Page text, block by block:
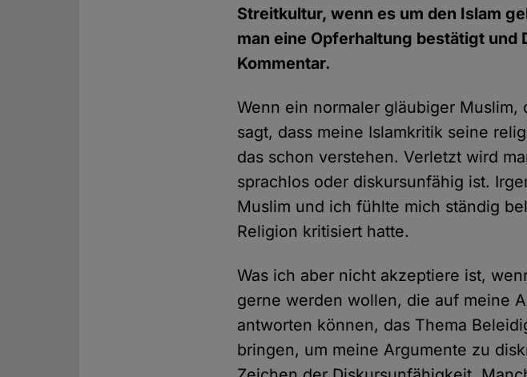
Streitkultur, wenn es um den Islam
man eine Opferhaltung bestätigt
Kommentar.
Wenn ein normaler gläubiger
sagt, dass meine Islamkritik seine
das schon verstehen. Verletzt wird
sprachlos oder diskursunfähig ist.
Muslim und ich fühlte mich ständig
Religion kritisiert hatte.
Was ich aber nicht akzeptiere ist,
gerne werden wollen, die auf meine
antworten können, das Thema
bringen, um meine Argumente zu